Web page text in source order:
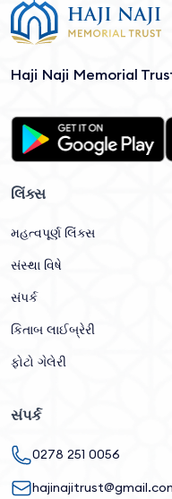
Haji Naji Memorial
લિંક્સ
મહત્વપૂર્ણ લિંક્સ
સંસ્થા વિષે
સંપર્ક
કિતાબ લાઈબ્રેરી
ફોટો ગેલેરી
સંપર્ક
0278 251 0056